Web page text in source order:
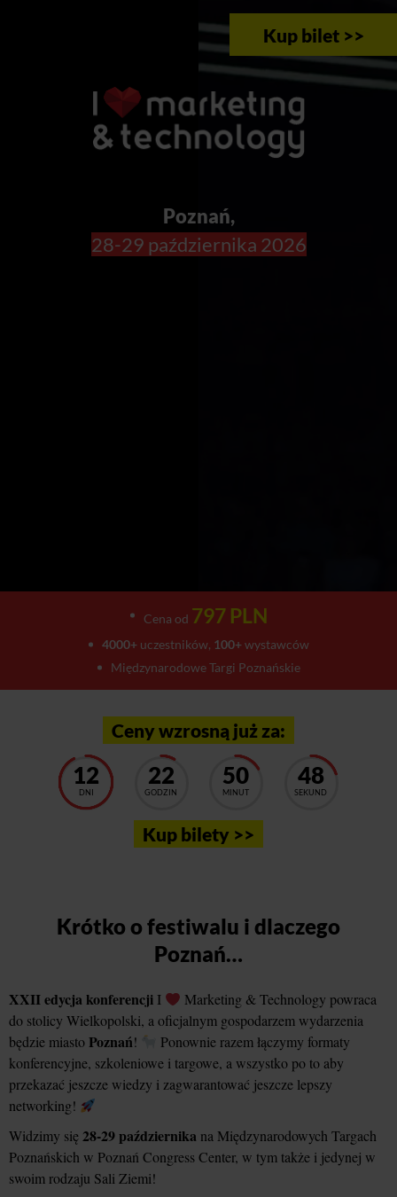
Kup bilet >>
Poznań,
28-29 października 2026
Cena od 797 PLN
4000+uczestników, 100+wystawców
Międzynarodowe Targi Poznańskie
Ceny wzrosną już za:
12
DNI
22
GODZIN
50
MINUT
42
SEKUND
Kup bilety >>
Krótko o festiwalu i dlaczego
Poznań…
XXII edycja konferencji I
Marketing & Technology powraca
do stolicy Wielkopolski, a oficjalnym gospodarzem wydarzenia
będzie miasto Poznań!
Ponownie razem łączymy formaty
konferencyjne, szkoleniowe i targowe, a wszystko po to aby
przekazać jeszcze wiedzy i zagwarantować jeszcze lepszy
networking!
Widzimy się28-29 października na Międzynarodowych Targach
Poznańskich w Poznań Congress Center, w tym także i jedynej w
swoim rodzaju Sali Ziemi!